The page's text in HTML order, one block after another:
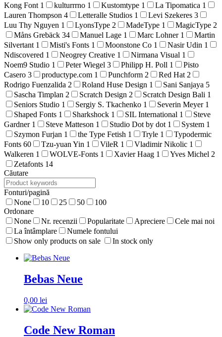
Kong Font 1 kulturrrno 1 Kustomtype 1 La Tipomatica 1
Lauren Thompson 4 Letteralle Studios 1 Levi Szekeres 3
Luu Thy Nguyen 1 LyonsType 2 MadeType 1 MagicType 2
Måns Grebäck 34 Manuel Lage 1 Marc Lohner 1
Martin
Silvertant 1 Misti's Fonts 1 Moonstone Co 1 Nasir Udin 1
Ndiscovered 1 Neogrey Creative 1 Nirmana Visual 1
Noem9 Studio 1 Peter Wiegel 3 Philipp H. Poll 1
Pisto
Casero 3 productype.com 1 Punchform 2 Red Hat 2
Rodrigo Fuenzalida 2 Roland Huse Design 1 Sani Sanjaya 5
Sascha Timplan 2 Scratch Design 2 Scratch Design Bali 1
Seniors Studio 1 Sergiy S. Tkachenko 1 Severin Meyer 1
Shaped Fonts 1 Sharkshock 1 SIL International 1
Steve
Gardner 1 Steve Matteson 1 Studio Dot by dot 1 System 1
Szymon Furjan 1 the Type Fetish 1 Tryle 1
Typodermic
Fonts 60 Tzu-yuan Yin 1 VileR 1 Vladimir Nikolic 1
Walkeren 1 WOLVE-Fonts 1 Xavier Haag 1 Yves Michel 2
Zetafonts 14
Căutare
Fonturi/pagină
None
10 25 50
100
Ordonare
None
Nr. recenzii Popularitate Apreciere
Cele mai noi
La întâmplare
Numele fontului
Show only products on sale
In stock only
Bebas Neue
0,00 lei
Code New Roman